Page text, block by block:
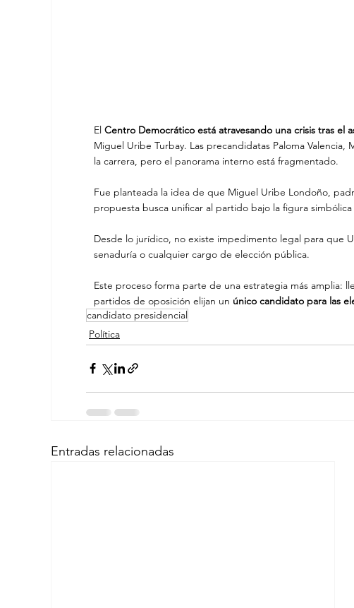
El Centro Democrático está atravesando una crisis tras el
Miguel Uribe Turbay. Las precandidatas Paloma
la carrera, pero el panorama interno está fragmentado.
Fue planteada la idea de que Miguel Uribe Londoño,
propuesta busca unificar al partido bajo la figura
Desde lo jurídico, no existe impedimento legal para que
senaduría o cualquier cargo de elección pública.
Este proceso forma parte de una estrategia más amplia:
partidos de oposición elijan un único candidato para las
candidato presidencial
Política
Entradas relacionadas